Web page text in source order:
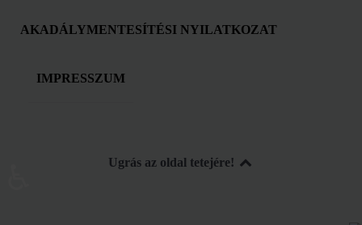
AKADÁLYMENTESÍTÉSI NYILATKOZAT
IMPRESSZUM
Ugrás az oldal tetejére!